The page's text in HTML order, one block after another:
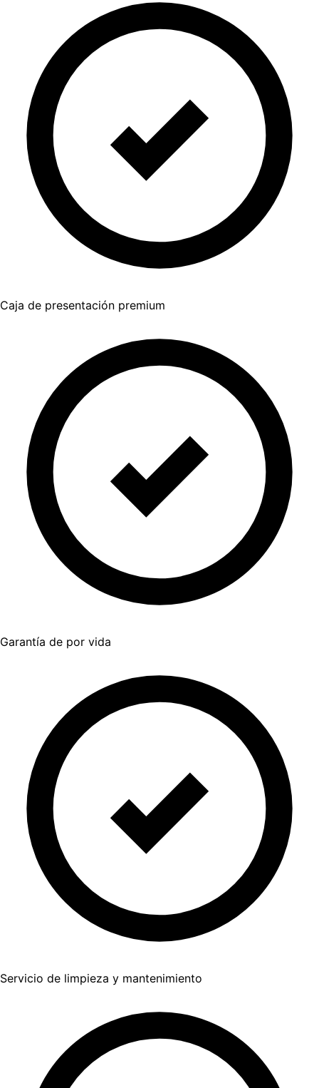
Caja de presentación premium
Garantía de por vida
Servicio de limpieza y mantenimiento